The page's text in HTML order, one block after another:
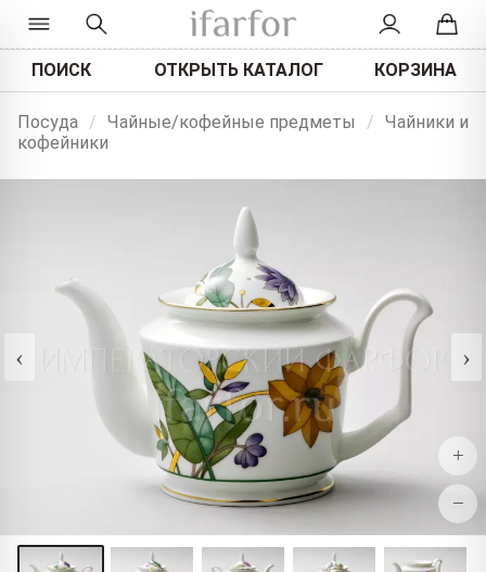
ПОИСК ОТКРЫТЬ КАТАЛОГ КОРЗИНА
Посуда / Чайные/кофейные предметы / Чайники и
кофейники
‹ ›
+
−